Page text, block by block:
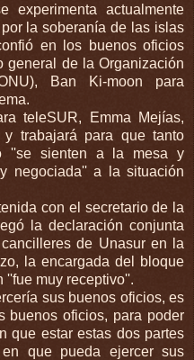
experimenta actualmente
la soberanía de las islas
en los buenos oficios
general de la Organización
Ban Ki-moon para
teleSUR, Emma Mejías,
trabajará para que tanto
''se sienten a la mesa y
negociada'' a la situación
con el secretario de la
la declaración conjunta
de Unasur en la
la encargada del bloque
''fue muy receptivo''.
sus buenos oficios, es
buenos oficios, para poder
que estar estas dos partes
que pueda ejercer sus